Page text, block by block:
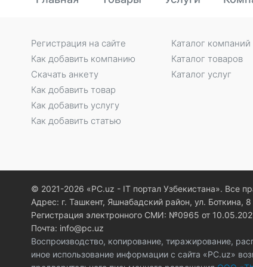
Регистрация на сайте
Как добавить компанию
Скачать анкету
Как добавить товар
Как добавить услугу
Как добавить статью
Каталог компаний
Каталог товаров
Каталог услуг
© 2021-2026 «PC.uz - IT портал Узбекистана». Все
Адрес: г. Ташкент, Яшнабадский район, ул. Боткина, 8
Регистрация электронного СМИ: №0965 от
Почта: info@pc.uz
Воспроизводство, копирование, тиражирование,
иное использование информации с сайта «PC.uz»